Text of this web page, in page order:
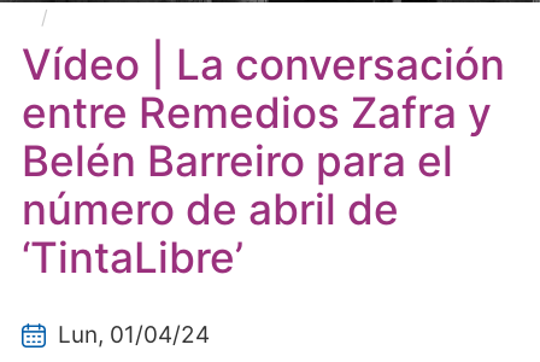
Belén Barreiro para el número de abril de ‘TintaLibre’
Vídeo | La conversación
entre Remedios Zafra y
Belén Barreiro para el
número de abril de
‘TintaLibre’
Lun, 01/04/24